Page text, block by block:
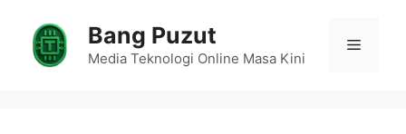
content
Bang Puzut
Media Teknologi Online Masa Kini
Menu